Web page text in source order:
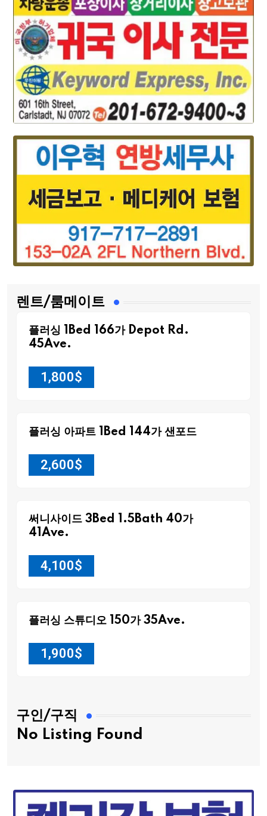
렌트/룸메이트
플러싱 1Bed 166가 Depot Rd.
45Ave.
1,800$
플러싱 아파트 1Bed 144가 샌포드
2,600$
써니사이드 3Bed 1.5Bath 40가
41Ave.
4,100$
플러싱 스튜디오 150가 35Ave.
1,900$
구인/구직
No Listing Found